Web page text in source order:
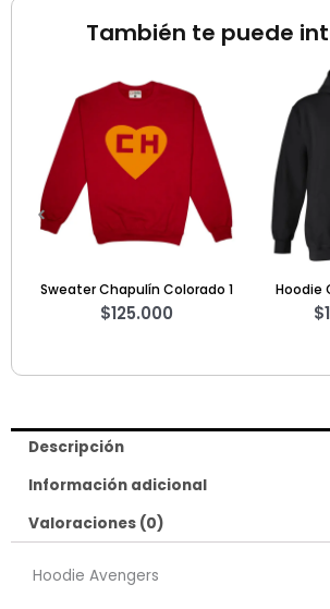
También te puede
1 Hoodie One Piece Luffy
$140.000
Descripción
Información adicional
Valoraciones (0)
Hoodie Avengers